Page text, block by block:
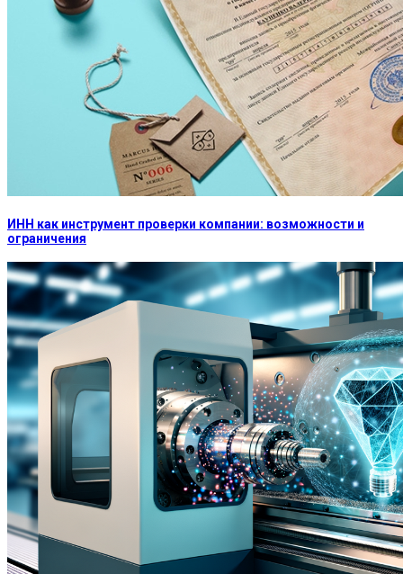
ИНН как инструмент проверки компании: возможности и
ограничения